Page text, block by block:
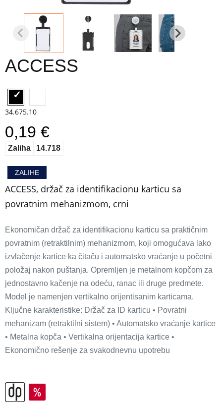
ACCESS
34.675.10
0,19 €
Zaliha 14.718
ZALIHE
ACCESS, držač za identifikacionu karticu sa
povratnim mehanizmom, crni
Ekonomičan držač za identifikacionu karticu sa praktičnim
povratnim (retraktilnim) mehanizmom, koji omogućava lako
izvlačenje kartice ka čitaču i automatsko vraćanje u početni
položaj nakon puštanja. Opremljen je metalnom kopčom za
jednostavno kačenje na odeću, ranac ili druge predmete.
Model je namenjen vertikalno orijentisanim karticama.
Ključne karakteristike: Držač za ID karticu • Povratni
mehanizam (retraktilni sistem) • Automatsko vraćanje kartice
• Metalna kopča • Vertikalna orijentacija kartice •
Ekonomično rešenje za svakodnevnu upotrebu